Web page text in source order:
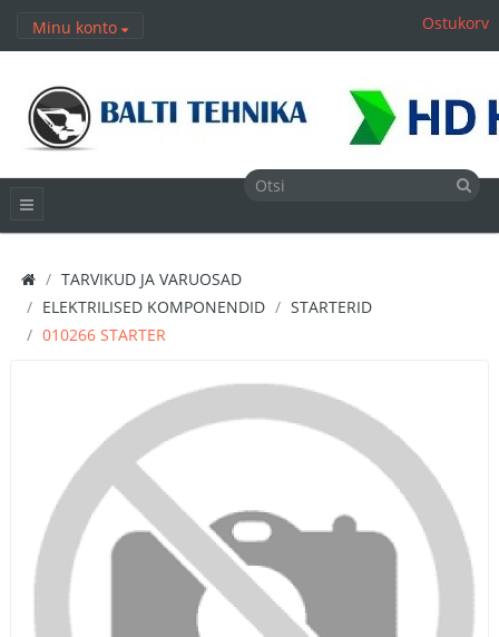
Minu konto Ostukorv
TARVIKUD JA VARUOSAD
ELEKTRILISED KOMPONENDID
STARTERID
010266 STARTER